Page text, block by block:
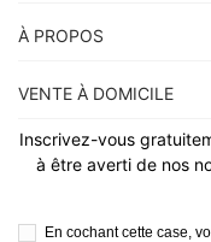
À PROPOS
VENTE À DOMICILE
Inscrivez-vous
à être averti de nos
En cochant cette case,